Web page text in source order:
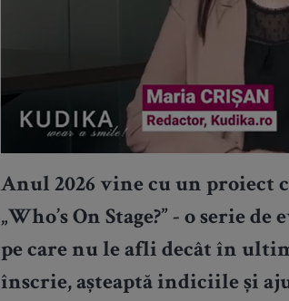
Anul 2026 vine cu un proiect
„Who’s On Stage?” - o serie
pe care nu le afli decât în
înscrie, așteaptă indiciile și